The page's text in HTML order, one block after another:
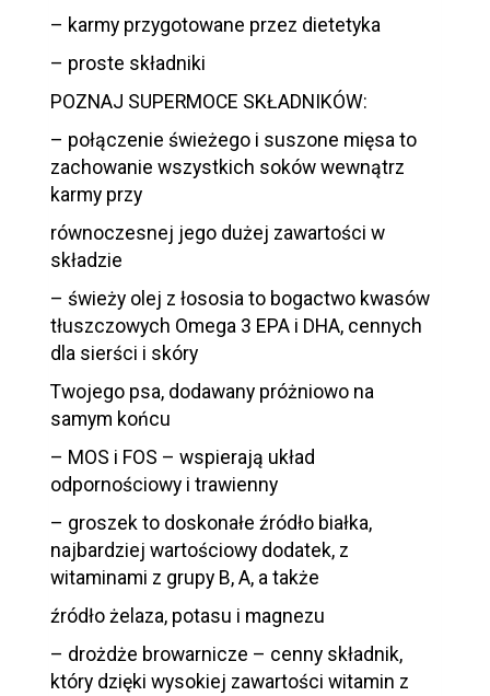
– karmy przygotowane przez dietetyka
– proste składniki
POZNAJ SUPERMOCE SKŁADNIKÓW:
– połączenie świeżego i suszone mięsa to
zachowanie wszystkich soków wewnątrz
karmy przy
równoczesnej jego dużej zawartości w
składzie
– świeży olej z łososia to bogactwo kwasów
tłuszczowych Omega 3 EPA i DHA, cennych
dla sierści i skóry
Twojego psa, dodawany próżniowo na
samym końcu
– MOS i FOS – wspierają układ
odpornościowy i trawienny
– groszek to doskonałe źródło białka,
najbardziej wartościowy dodatek, z
witaminami z grupy B, A, a także
źródło żelaza, potasu i magnezu
– drożdże browarnicze – cenny składnik,
który dzięki wysokiej zawartości witamin z